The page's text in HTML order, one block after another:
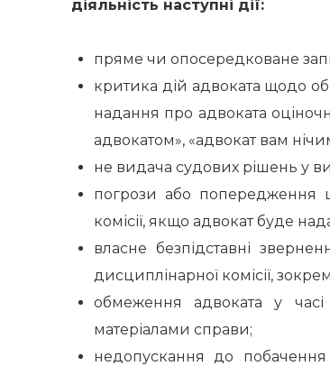
діяльність наступні дії:
пряме чи опосередковане
критика дій адвоката щодо
надання про адвоката
адвокатом», «адвокат вам
не видача судових рішень у
погрози або попередження
комісії, якщо адвокат буде
власне безпідставні
дисциплінарної комісії,
обмеження адвоката у
матеріалами справи;
недопускання до побачення